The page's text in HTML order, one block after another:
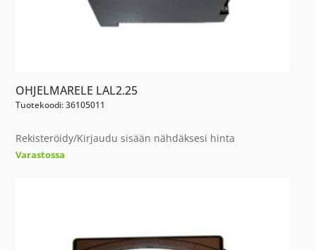
OHJELMARELE LAL2.25
Tuotekoodi: 36105011
Rekisteröidy/Kirjaudu sisään nähdäksesi hinta
Varastossa